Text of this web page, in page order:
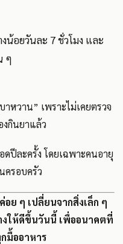
น้อยวันละ 7 ชั่วโมง และ
ๆ
หวาน” เพราะไม่เคยตรวจ
งกินยาแล้ว
ดปีละครั้ง โดยเฉพาะคนอายุ
ครอบครัว
ย ๆ เปลี่ยนจากสิ่งเล็ก ๆ
งให้ดีขึ้นวันนี้ เพื่ออนาคตที่
มื้ออาหาร